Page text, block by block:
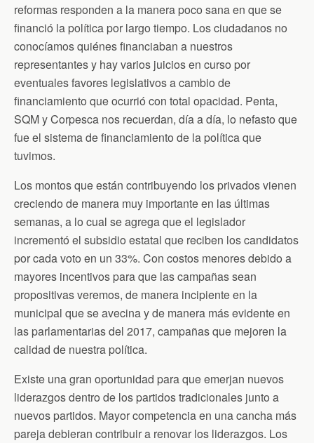
reformas responden a la manera poco sana en que se
financió la política por largo tiempo. Los ciudadanos no
conocíamos quiénes financiaban a nuestros
representantes y hay varios juicios en curso por
eventuales favores legislativos a cambio de
financiamiento que ocurrió con total opacidad. Penta,
SQM y Corpesca nos recuerdan, día a día, lo nefasto que
fue el sistema de financiamiento de la política que
tuvimos.
Los montos que están contribuyendo los privados vienen
creciendo de manera muy importante en las últimas
semanas, a lo cual se agrega que el legislador
incrementó el subsidio estatal que reciben los candidatos
por cada voto en un 33%. Con costos menores debido a
mayores incentivos para que las campañas sean
propositivas veremos, de manera incipiente en la
municipal que se avecina y de manera más evidente en
las parlamentarias del 2017, campañas que mejoren la
calidad de nuestra política.
Existe una gran oportunidad para que emerjan nuevos
liderazgos dentro de los partidos tradicionales junto a
nuevos partidos. Mayor competencia en una cancha más
pareja debieran contribuir a renovar los liderazgos. Los